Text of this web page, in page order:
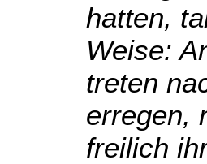
hatten,
Weise:
treten
erregen,
freilich